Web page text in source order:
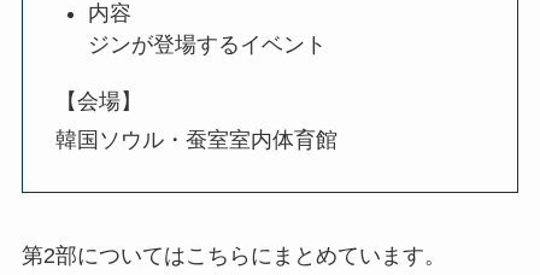
内容
ジンが登場するイベント
【会場】
韓国ソウル・蚕室室内体育館
第2部についてはこちらにまとめています。